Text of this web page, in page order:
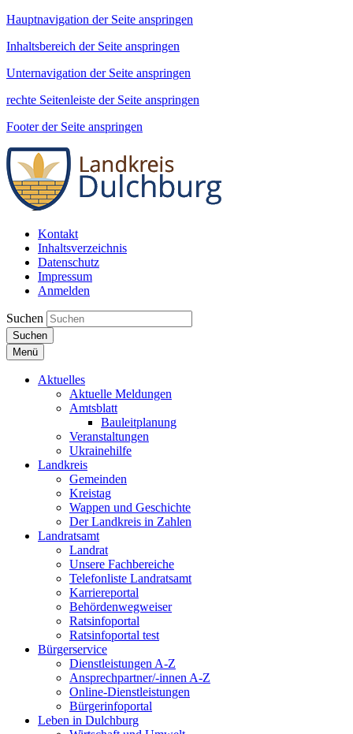
Hauptnavigation der Seite anspringen
Inhaltsbereich der Seite anspringen
Unternavigation der Seite anspringen
rechte Seitenleiste der Seite anspringen
Footer der Seite anspringen
Kontakt
Inhaltsverzeichnis
Datenschutz
Impressum
Anmelden
Suchen
Suchen
Menü
Aktuelles
Aktuelle Meldungen
Amtsblatt
Bauleitplanung
Veranstaltungen
Ukrainehilfe
Landkreis
Gemeinden
Kreistag
Wappen und Geschichte
Der Landkreis in Zahlen
Landratsamt
Landrat
Unsere Fachbereiche
Telefonliste Landratsamt
Karriereportal
Behördenwegweiser
Ratsinfoportal
Ratsinfoportal test
Bürgerservice
Dienstleistungen A-Z
Ansprechpartner/-innen A-Z
Online-Dienstleistungen
Bürgerinfoportal
Leben in Dulchburg